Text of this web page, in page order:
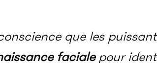
que les
facialepour